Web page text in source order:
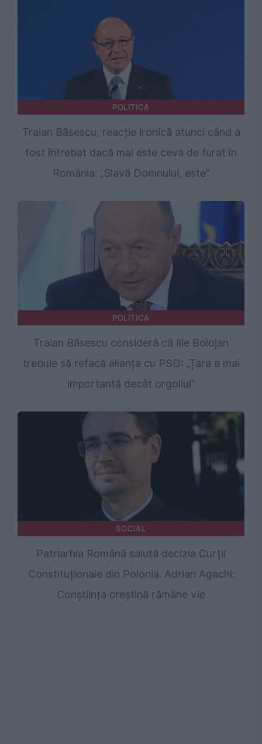
POLITICA
Traian Băsescu, reacție ironică atunci când a
fost întrebat dacă mai este ceva de furat în
România: „Slavă Domnului, este”
POLITICA
Traian Băsescu consideră că Ilie Bolojan
trebuie să refacă alianța cu PSD: „Țara e mai
importantă decât orgoliul”
SOCIAL
Patriarhia Română salută decizia Curții
Constituționale din Polonia. Adrian Agachi:
Conștiința creștină rămâne vie